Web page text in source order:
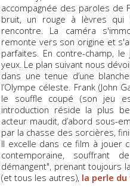
accompagnée des paroles de
bruit, un rouge à lèvres
rencontre. La caméra
remonte vers son origine et
parfaites. En contre-champ,
yeux. Le plan suivant nous
dans une tenue d’une
l’Olympe céleste. Frank (John
le souffle coupé (son jeu
introduction réside la plus
acteur maudit, d’abord sous-
par la chasse des sorcières,
Il excelle dans ce film à jouer
contemporaine, souffrant
démangent", prenant toujours
(et tous les autres), la perle du